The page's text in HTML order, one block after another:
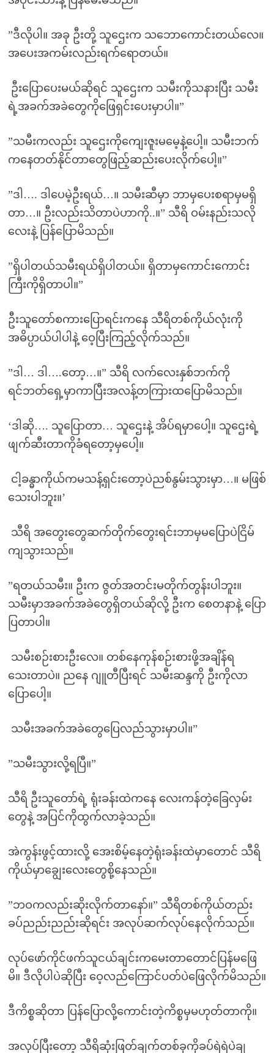
”ဒီလိုပါ။ အခု ဦးတို့ သူဌေးက သဘောကောင်းတယ်လေ။
အပေးအကမ်းလည်းရက်ရောတယ်။
ဦးပြောပေးမယ်ဆိုရင် သူဌေးက သမီးကိုသနားပြီး သမီး
ရဲ့အခက်အခဲတွေကိုဖြေရှင်းပေးမှာပါ။”
”သမီးကလည်း သူဌေးကိုကျေးဇူးမမေ့နဲ့ပေါ့။ သမီးဘက်
ကနေတတ်နိုင်တာတွေဖြည့်ဆည်းပေးလိုက်ပေါ့။”
”ဒါ…. ဒါပေမဲ့ဦးရယ်…။ သမီးဆီမှာ ဘာမှပေးစရာမှမရှိ
တာ…။ ဦးလည်းသိတာပဲဟာကို..။” သီရိ ဝမ်းနည်းသလို
လေးနဲ့ ပြန်ပြောမိသည်။
”ရှိပါတယ်သမီးရယ်ရှိပါတယ်။ ရှိတာမှကောင်းကောင်း
ကြီးကိုရှိတာပါ။”
ဦးသူတော်စကားပြောရင်းကနေ သီရိတစ်ကိုယ်လုံးကို
အဓိပ္ပာယ်ပါပါနဲ့ ဝေ့ပြီးကြည့်လိုက်သည်။
”ဒါ… ဒါ….တော့…။” သီရိ လက်လေးနှစ်ဘက်ကို
ရင်ဘတ်ရှေ့မှာကာပြီးအလန့်တကြားထပြောမိသည်။
‘ဒါဆို…. သူပြောတာ… သူဌေးနဲ့ အိပ်ရမှာပေါ့။ သူဌေးရဲ့
ဖျက်ဆီးတာကိုခံရတော့မှပေါ့။
ငါ့ခန္ဓာကိုယ်ကမသန့်ရှင်းတော့ပဲညစ်နွမ်းသွားမှာ…။ မဖြစ်
သေးပါဘူး။’
သီရိ အတွေးတွေဆက်တိုက်တွေးရင်းဘာမှမပြောပဲငြိမ်
ကျသွားသည်။
”ရတယ်သမီး။ ဦးက ဇွတ်အတင်းမတိုက်တွန်းပါဘူး။
သမီးမှာအခက်အခဲတွေရှိတယ်ဆိုလို့ ဦးက စေတနာနဲ့ ပြော
ပြတာပါ။
သမီးစဉ်းစားဦးလေ။ တစ်နေကုန်စဉ်းစားဖို့အချိန်ရ
သေးတာပဲ။ ညနေ ဂျူတီပြီးရင် သမီးဆန္ဒကို ဦးကိုလာ
ပြောပေါ့။
သမီးအခက်အခဲတွေပြေလည်သွားမှာပါ။”
”သမီးသွားလို့ရပြီ။”
သီရိ ဦးသူတော်ရဲ့ ရုံးခန်းထဲကနေ လေးကန်တဲ့ခြေလှမ်း
တွေနဲ့ အပြင်ကိုထွက်လာခဲ့သည်။
အဲကွန်းဖွင့်ထားလို့ အေးစိမ့်နေတဲ့ရုံးခန်းထဲမှာတောင် သီရိ
ကိုယ်မှာချွေးလေးတွေစို့နေသည်။
”ဘဝကလည်းဆိုးလိုက်တာနော်။” သီရိတစ်ကိုယ်တည်း
ခပ်ညည်းညည်းဆိုရင်း အလုပ်ဆက်လုပ်နေလိုက်သည်။
လုပ်ဖော်ကိုင်ဖက်သူငယ်ချင်းကမေးတာတောင်ပြန်မဖြေ
မိ။ ဒီလိုပါပဲဆိုပြီး ဝေ့လည်ကြောင်ပတ်ပဲဖြေလိုက်မိသည်။
ဒီကိစ္စဆိုတာ ပြန်ပြောလို့ကောင်းတဲ့ကိစ္စမှမဟုတ်တာကို။
အလုပ်ပြီးတော့ သီရိဆုံးဖြတ်ချက်တစ်ခုကိုခပ်ရဲရဲပဲချ